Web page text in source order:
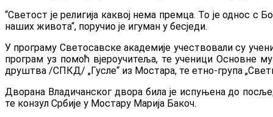
“Светост је религија каквој нема премца. То је однос с
наших живота“, поручио је игуман у бесједи.
У програму Светосавске академије учествовали су
програм уз помоћ вјероучитеља, те ученици Основне
друштва /СПКД/ „Гусле“ из Мостара, те етно-група
Дворана Владичанског двора била је испуњена до
те конзул Србије у Мостару Марија Бакоч.